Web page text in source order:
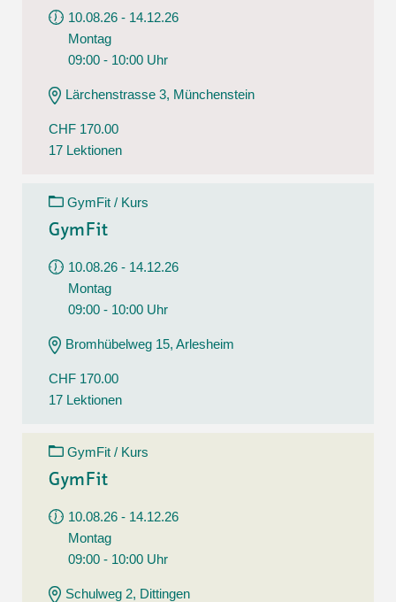
10.08.26 - 14.12.26
Montag
09:00 - 10:00 Uhr
Lärchenstrasse 3, Münchenstein
CHF 170.00
17 Lektionen
GymFit / Kurs
GymFit
10.08.26 - 14.12.26
Montag
09:00 - 10:00 Uhr
Bromhübelweg 15, Arlesheim
CHF 170.00
17 Lektionen
GymFit / Kurs
GymFit
10.08.26 - 14.12.26
Montag
09:00 - 10:00 Uhr
Schulweg 2, Dittingen